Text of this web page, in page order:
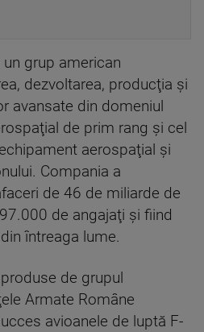
grup american
dezvoltarea, producţia şi
avansate din domeniul
de prim rang şi cel
aerospaţial şi
Compania a
de 46 de miliarde de
de angajaţi şi fiind
întreaga lume.
de grupul
Armate Române
avioanele de luptă F-